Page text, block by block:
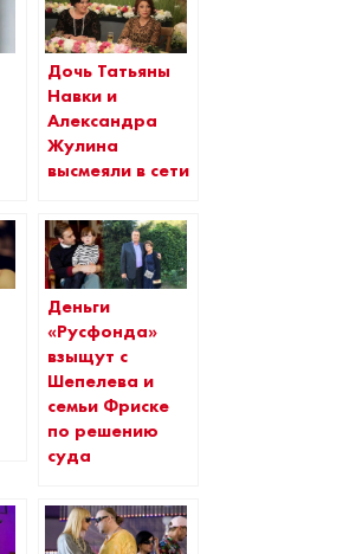
Дочь Татьяны
Навки и
Александра
Жулина
высмеяли в сети
Деньги
«Русфонда»
взыщут с
Шепелева и
семьи Фриске
по решению
суда